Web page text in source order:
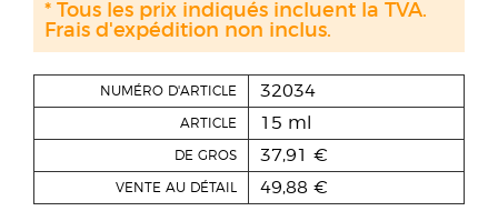
NUMÉRO D'ARTICLE 32034
ARTICLE 15 ml
DE GROS 37,91 €
VENTE AU DÉTAIL 49,88 €
* Tous les prix indiqués incluent la TVA.
Frais d'expédition non inclus.